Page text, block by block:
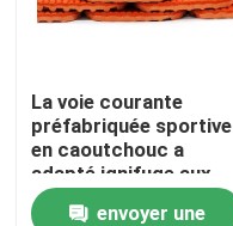
Accueil
La voie courante
préfabriquée sportive
en caoutchouc a
adapté ignifuge aux
besoins du client
envoyer une